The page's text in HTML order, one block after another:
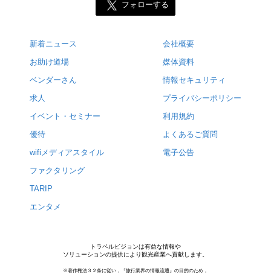
フォローする
新着ニュース
お助け道場
ベンダーさん
求人
イベント・セミナー
優待
wifiメディアスタイル
ファクタリング
TARIP
エンタメ
会社概要
媒体資料
情報セキュリティ
プライバシーポリシー
利用規約
よくあるご質問
電子公告
トラベルビジョンは有益な情報や
ソリューションの提供により観光産業へ貢献します。
※著作権法３２条に従い，『旅行業界の情報流通』の目的のため，